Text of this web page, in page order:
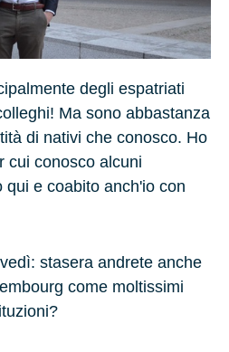
degli espatriati
Ma sono abbastanza
di nativi che conosco. Ho
cui conosco alcuni
e coabito anch'io con
stasera andrete anche
come moltissimi